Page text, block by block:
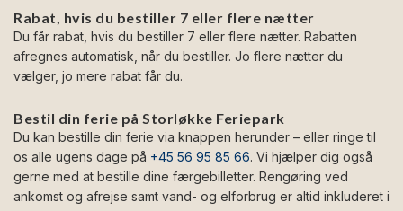
Rabat, hvis du bestiller 7 eller flere nætter
Du får rabat, hvis du bestiller 7 eller flere nætter. Rabatten
afregnes automatisk, når du bestiller. Jo flere nætter du
vælger, jo mere rabat får du.
Bestil din ferie på Storløkke Feriepark
Du kan bestille din ferie via knappen herunder – eller ringe til
os alle ugens dage på +45 56 95 85 66. Vi hjælper dig også
gerne med at bestille dine færgebilletter. Rengøring ved
ankomst og afrejse samt vand- og elforbrug er altid inkluderet i